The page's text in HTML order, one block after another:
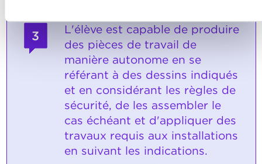
3
L'élève est capable de produire
des pièces de travail de
manière autonome en se
référant à des dessins indiqués
et en considérant les règles de
sécurité, de les assembler le
cas échéant et d'appliquer des
travaux requis aux installations
en suivant les indications.